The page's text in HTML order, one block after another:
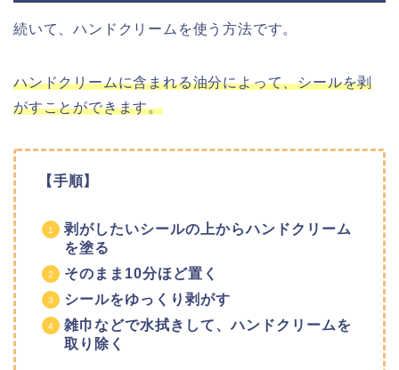
続いて、ハンドクリームを使う方法です。
ハンドクリームに含まれる油分によって、シールを剥
がすことができます。
【手順】
剥がしたいシールの上からハンドクリーム
を塗る
そのまま10分ほど置く
シールをゆっくり剥がす
雑巾などで水拭きして、ハンドクリームを
取り除く